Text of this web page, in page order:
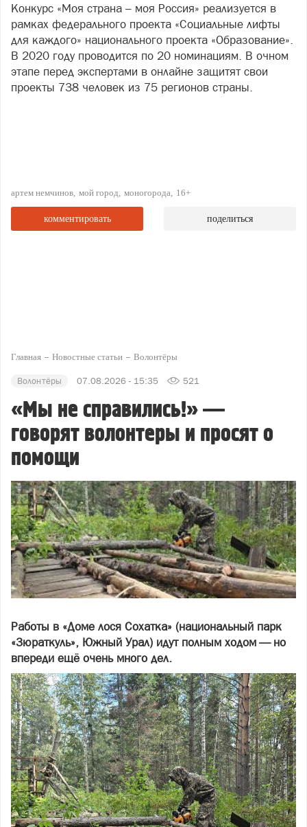
Конкурс «Моя страна – моя Россия» реализуется в
рамках федерального проекта «Социальные лифты
для каждого» национального проекта «Образование».
В 2020 году проводится по 20 номинациям. В очном
этапе перед экспертами в онлайне защитят свои
проекты 738 человек из 75 регионов страны.
артем немчинов мой город моногорода 16+
комментировать поделиться
Главная Новостные статьи Волонтёры
Волонтёры 07.08.2026 - 15:35 521
«Мы не справились!» —
говорят волонтеры и просят о
помощи
Работы в «Доме лося Сохатка» (национальный парк
«Зюраткуль», Южный Урал) идут полным ходом — но
впереди ещё очень много дел.